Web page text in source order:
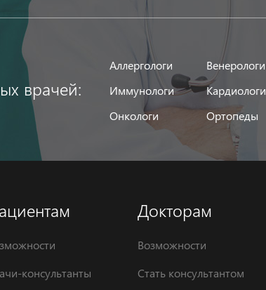
врачей:
Аллергологи Венерологи
Иммунологи
Кардиологи
Онкологи
Ортопеды
консультанты
Докторам
Возможности
Стать консультантом